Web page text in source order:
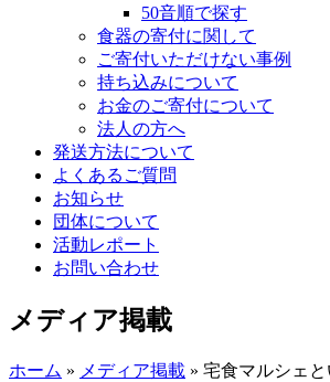
50音順で探す
食器の寄付に関して
ご寄付いただけない事例
持ち込みについて
お金のご寄付について
法人の方へ
発送方法について
よくあるご質問
お知らせ
団体について
活動レポート
お問い合わせ
メディア掲載
ホーム » メディア掲載 » 宅食マルシェ